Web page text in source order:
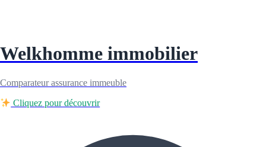
Welkhomme immobilier
Comparateur assurance immeuble
Cliquez pour découvrir